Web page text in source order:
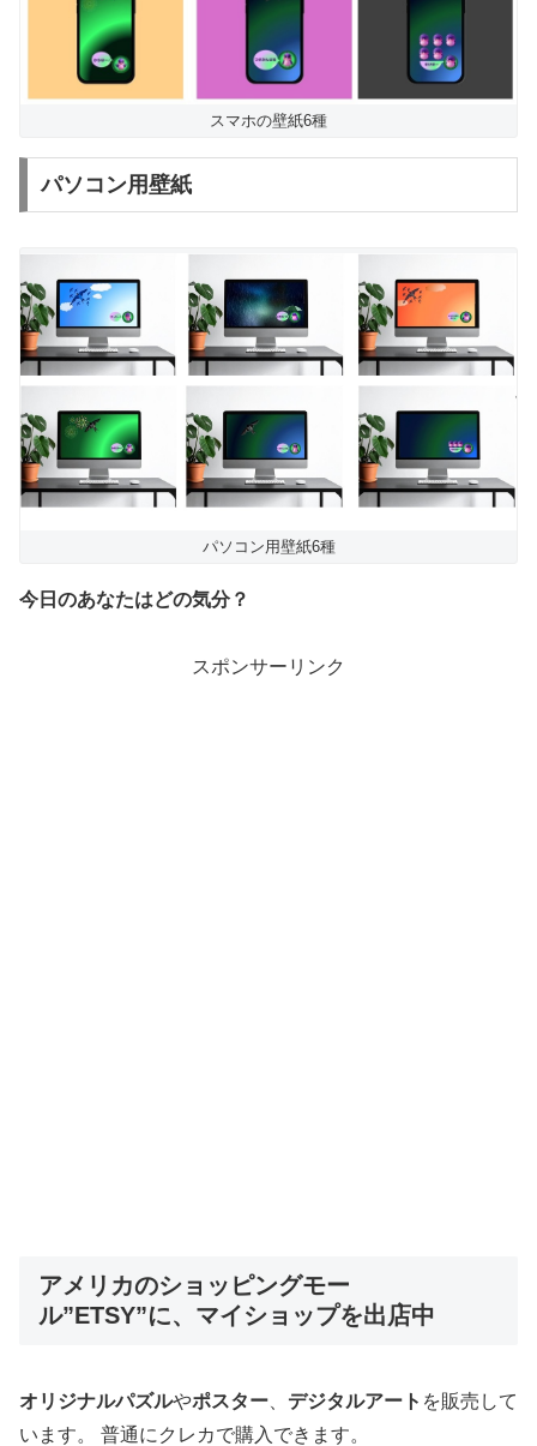
スマホの壁紙6種
パソコン用壁紙
パソコン用壁紙6種
今日のあなたはどの気分？
スポンサーリンク
アメリカのショッピングモー
ル”ETSY”に、マイショップを出店中
オリジナルパズルやポスター デジタルアート を販売して
います。 普通にクレカで購入できます。